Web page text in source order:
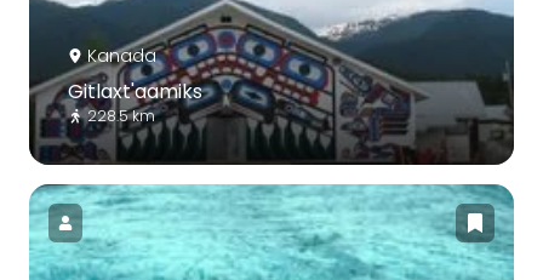
Kanada
Gitlaxt'aamiks
228.5 km